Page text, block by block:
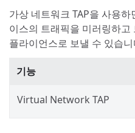
가상 네트워크 TAP을 사용
이스의 트래픽을 미러링하
플라이언스로 보낼 수 있습니
기능
Virtual Network TAP